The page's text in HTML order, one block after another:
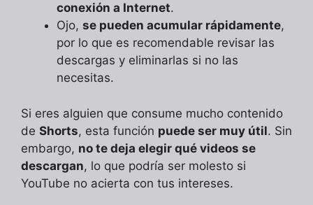
conexión a Internet.
Ojo, se pueden acumular rápidamente,
por lo que es recomendable revisar las
descargas y eliminarlas si no las
necesitas.
Si eres alguien que consume mucho contenido
de Shorts, esta función puede ser muy útil. Sin
embargo, no te deja elegir qué videos se
descargan, lo que podría ser molesto si
YouTube no acierta con tus intereses.